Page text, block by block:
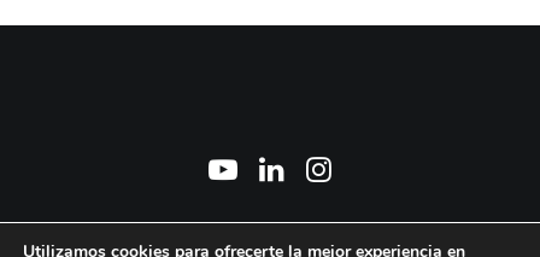
2026 © Marisa Manchado Torres. All Rights Reserved ǀAviso Legal y Política de
Utilizamos cookies para ofrecerte la mejor experiencia en